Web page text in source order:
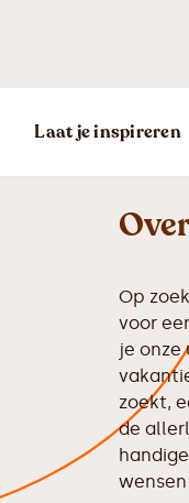
Laat je inspireren
Op
voor
je
zoekt,
de